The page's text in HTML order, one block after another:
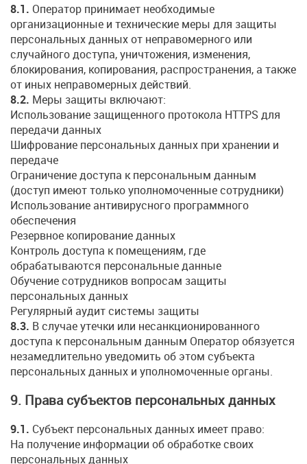
8.1. Оператор принимает необходимые
организационные и технические меры для защиты
персональных данных от неправомерного или
случайного доступа, уничтожения, изменения,
блокирования, копирования, распространения, а также
от иных неправомерных действий.
8.2. Меры защиты включают:
Использование защищенного протокола HTTPS для
передачи данных
Шифрование персональных данных при хранении и
передаче
Ограничение доступа к персональным данным
(доступ имеют только уполномоченные сотрудники)
Использование антивирусного программного
обеспечения
Резервное копирование данных
Контроль доступа к помещениям, где
обрабатываются персональные данные
Обучение сотрудников вопросам защиты
персональных данных
Регулярный аудит системы защиты
8.3. В случае утечки или несанкционированного
доступа к персональным данным Оператор обязуется
незамедлительно уведомить об этом субъекта
персональных данных и уполномоченные органы.
9. Права субъектов персональных данных
9.1. Субъект персональных данных имеет право:
На получение информации об обработке своих
персональных данных